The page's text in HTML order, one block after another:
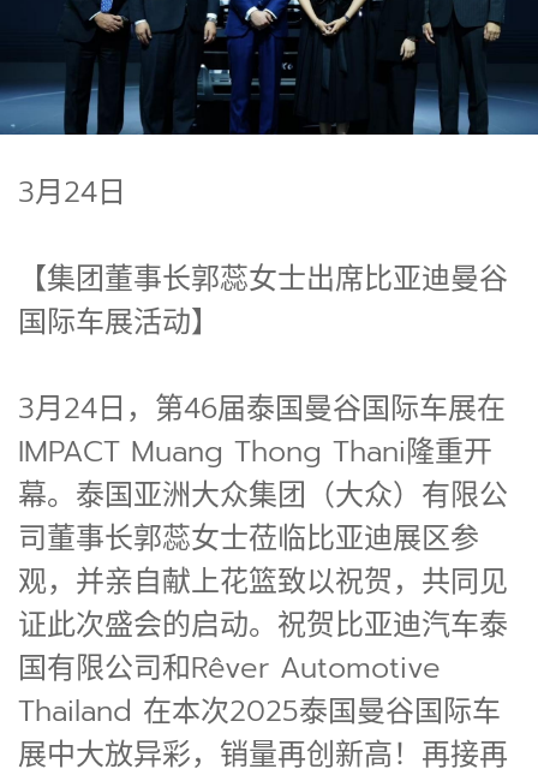
3月24日
【集团董事长郭蕊女士出席比亚迪曼谷
国际车展活动】
3月24日，第46届泰国曼谷国际车展在
IMPACT Muang Thong Thani隆重开
幕。泰国亚洲大众集团（大众）有限公
司董事长郭蕊女士莅临比亚迪展区参
观，并亲自献上花篮致以祝贺，共同见
证此次盛会的启动。祝贺比亚迪汽车泰
国有限公司和Rêver Automotive
Thailand 在本次2025泰国曼谷国际车
展中大放异彩，销量再创新高！再接再